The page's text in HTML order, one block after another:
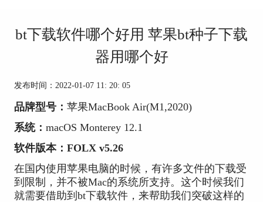
bt下载软件哪个好用 苹果bt种子下载
器用哪个好
发布时间：2022-01-07 11: 20: 05
品牌型号： 苹果MacBook Air(M1,2020)
系统： macOS Monterey 12.1
软件版本：FOLX v5.26
在国内使用苹果电脑的时候，有许多文件的下载受
到限制，并不被Mac的系统所支持。这个时候我们
就需要借助到bt下载软件，来帮助我们突破这样的